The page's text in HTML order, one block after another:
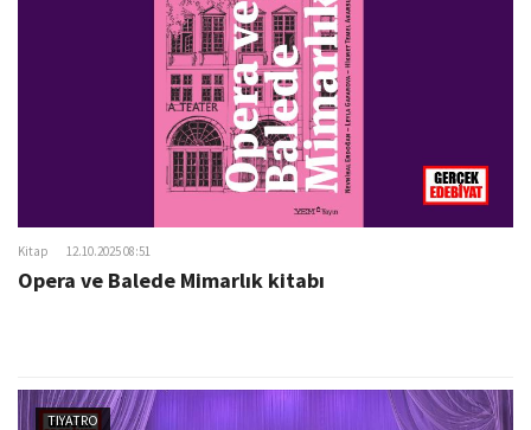
Kitap 12.10.2025 08:51
Opera ve Balede Mimarlık kitabı
TIYATRO